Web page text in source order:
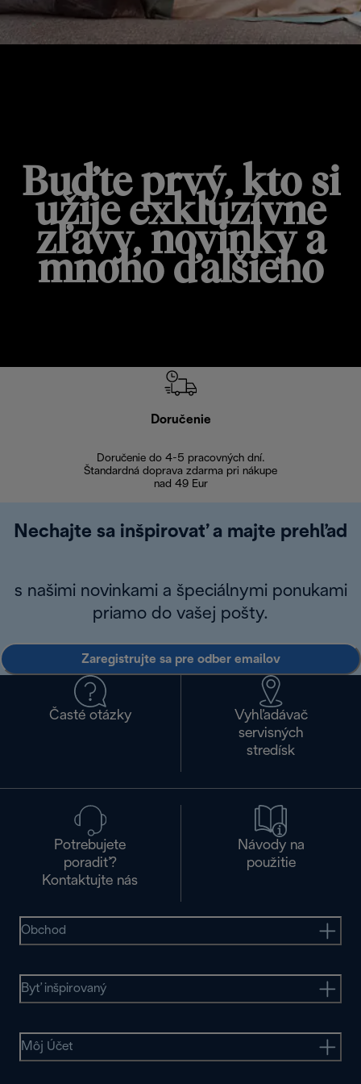
Buďte prvý, kto si
užije exkluzívne
zľavy, novinky a
mnoho ďalšieho
Doručenie
Doručenie do 4-5 pracovných dní.
Štandardná doprava zdarma pri nákupe
nad 49 Eur
Nechajte sa inšpirovať a majte prehľad
s našimi novinkami a špeciálnymi ponukami
priamo do vašej pošty.
Zaregistrujte sa pre odber emailov
Časté otázky
Vyhľadávač
servisných
stredísk
Potrebujete
poradiť?
Kontaktujte nás
Návody na
použitie
Obchod
Byť inšpirovaný
Môj Účet